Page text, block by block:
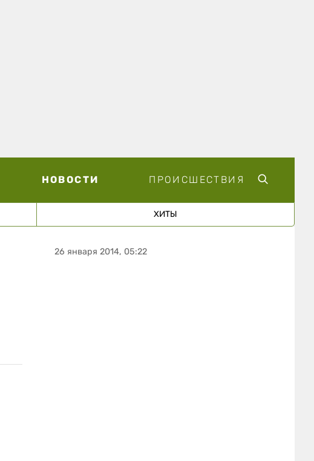
НОВОСТИ ПРОИСШЕСТВИЯ
ХИТЫ
26 января 2014, 05:22